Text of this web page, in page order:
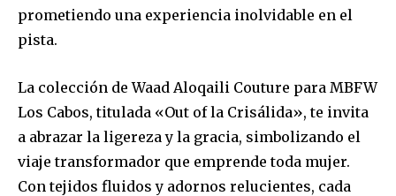
prometiendo una experiencia inolvidable en el
pista.
La colección de Waad Aloqaili Couture para MBFW
Los Cabos, titulada «Out of la Crisálida», te invita
a abrazar la ligereza y la gracia, simbolizando el
viaje transformador que emprende toda mujer.
Con tejidos fluidos y adornos relucientes, cada